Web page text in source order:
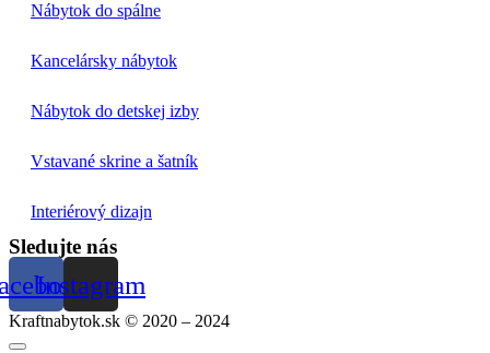
Nábytok do spálne
Kancelársky nábytok
Nábytok do detskej izby
Vstavané skrine a šatník
Interiérový dizajn
Sledujte nás
Instagram
Kraftnabytok.sk © 2020 – 2024